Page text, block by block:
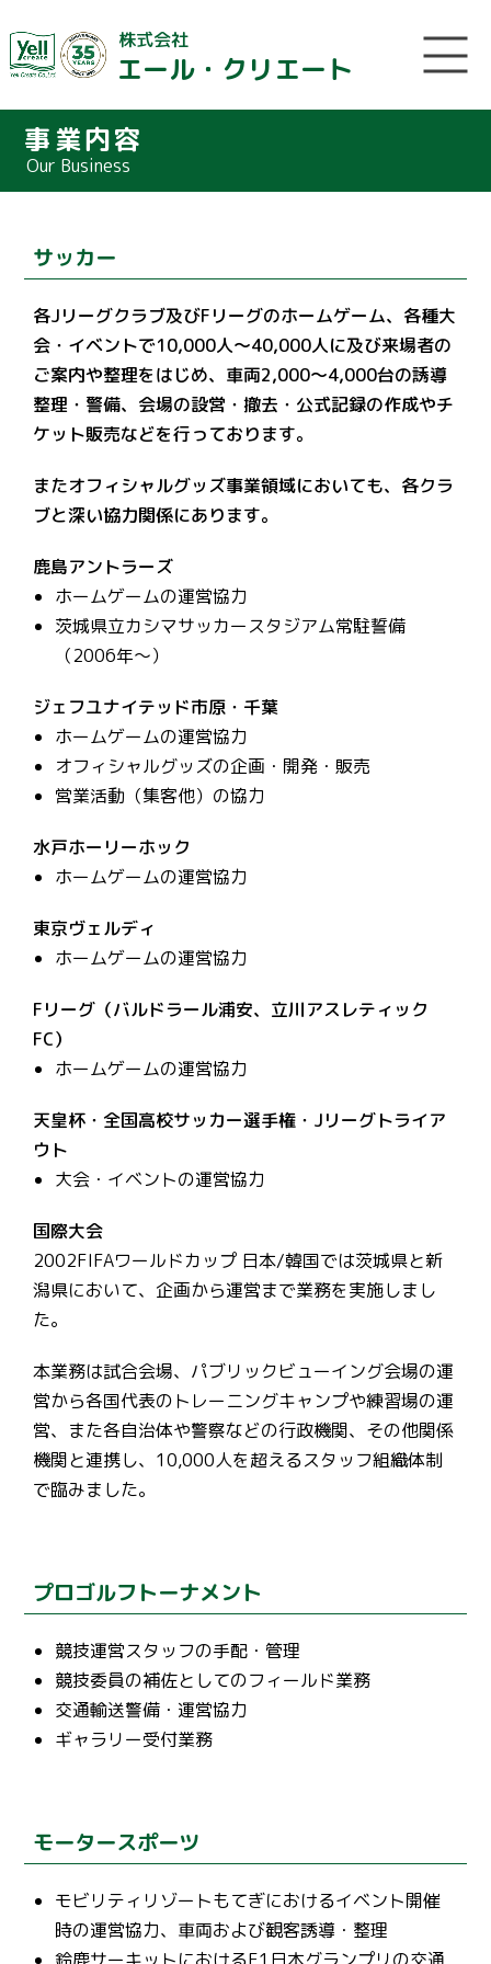
株式会社
エール・クリエート
事業内容
Our Business
サッカー
各Jリーグクラブ及びFリーグのホームゲーム、各種大
会・イベントで10,000人～40,000人に及び来場者の
ご案内や整理をはじめ、車両2,000～4,000台の誘導
整理・警備、会場の設営・撤去・公式記録の作成やチ
ケット販売などを行っております。
またオフィシャルグッズ事業領域においても、各クラ
ブと深い協力関係にあります。
鹿島アントラーズ
ホームゲームの運営協力
茨城県立カシマサッカースタジアム常駐誓備
（2006年～）
ジェフユナイテッド市原・千葉
ホームゲームの運営協力
オフィシャルグッズの企画・開発・販売
営業活動（集客他）の協力
水戸ホーリーホック
ホームゲームの運営協力
東京ヴェルディ
ホームゲームの運営協力
Fリーグ（バルドラール浦安、立川アスレティック
FC）
ホームゲームの運営協力
天皇杯・全国高校サッカー選手権・Jリーグトライア
ウト
大会・イベントの運営協力
国際大会
2002FIFAワールドカップ 日本/韓国では茨城県と新
潟県において、企画から運営まで業務を実施しまし
た。
本業務は試合会場、パブリックビューイング会場の運
営から各国代表のトレーニングキャンプや練習場の運
営、また各自治体や警察などの行政機関、その他関係
機関と連携し、10,000人を超えるスタッフ組織体制
で臨みました。
プロゴルフトーナメント
競技運営スタッフの手配・管理
競技委員の補佐としてのフィールド業務
交通輸送警備・運営協力
ギャラリー受付業務
モータースポーツ
モビリティリゾートもてぎにおけるイベント開催
時の運営協力、車両および観客誘導・整理